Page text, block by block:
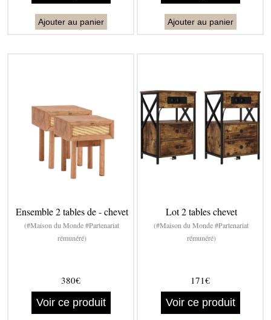
Ajouter au panier Ajouter au panier
Ensemble 2 tables de - chevet
(#Maison du Monde #Partenariat
rémunéré)
380€
Voir ce produit
Lot 2 tables chevet
(#Maison du Monde #Partenariat
rémunéré)
171€
Voir ce produit